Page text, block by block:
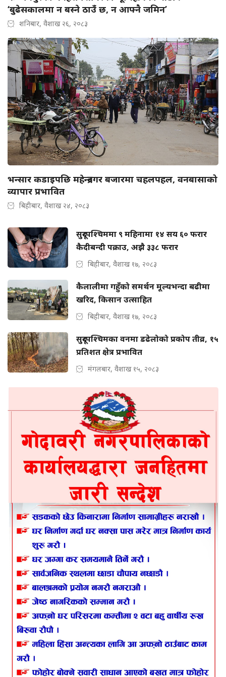
‘बुढेसकालमा न बस्ने ठाउँ छ, न आफ्नै जमिन’
शनिबार, वैशाख २६, २०८३
भन्सार कडाइपछि महेन्द्रनगर बजारमा चहलपहल, वनबासाको
व्यापार प्रभावित
बिहीबार, वैशाख २४, २०८३
सुदूरपश्चिममा ९ महिनामा १४ सय ६० फरार
कैदीबन्दी पक्राउ, अझै ३३८ फरार
बिहीबार, वैशाख १७, २०८३
कैलालीमा गहुँको समर्थन मूल्यभन्दा बढीमा
खरिद, किसान उत्साहित
बिहीबार, वैशाख १७, २०८३
सुदूरपश्चिमका वनमा डढेलोको प्रकोप तीव्र, १५
प्रतिशत क्षेत्र प्रभावित
मंगलबार, वैशाख १५, २०८३